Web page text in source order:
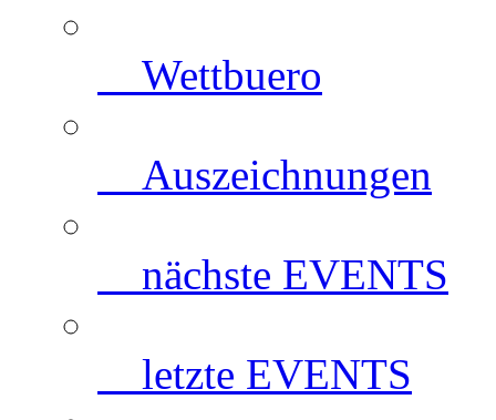
Wettbuero
Auszeichnungen
nächste EVENTS
letzte EVENTS